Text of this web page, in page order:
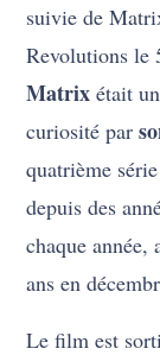
suivie de
Revolutions le
Matrix était
curiosité par
quatrième
depuis des
chaque
ans en
Le film est